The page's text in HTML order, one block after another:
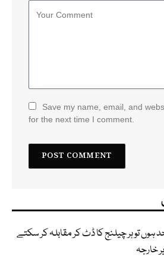
Save my name, email, and
for the next time I comment.
ہوں تو ہر چیلنج کا ڈٹ کر مقابلہ کر سکتے
خارجہ